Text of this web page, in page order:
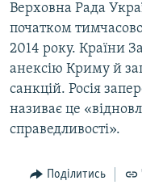
Верховна Рада
початком
2014 року. Країни
анексію Криму й
санкцій. Росія
називає це
справедливості».
Поділитись